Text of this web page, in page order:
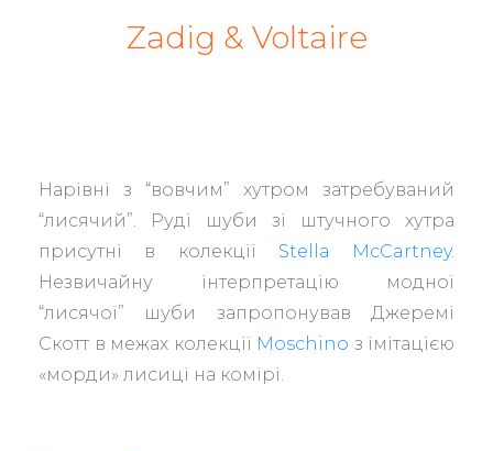
Zadig & Voltaire
Нарівні з “вовчим” хутром затребуваний
“лисячий”. Руді шуби зі штучного хутра
присутні в колекції Stella McCartney.
Незвичайну інтерпретацію модної
“лисячої” шуби запропонував Джеремі
Скотт в межах колекції Moschino з імітацією
«морди» лисиці на комірі.